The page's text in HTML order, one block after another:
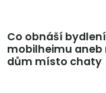
Co obnáší
mobilheimu
dům místo chaty